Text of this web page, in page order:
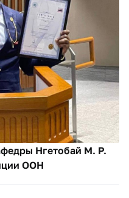
Нгетобай М. Р.
ООН